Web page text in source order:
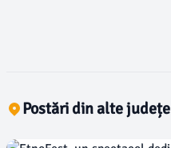
Postări din alte județe